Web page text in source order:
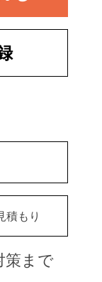
積もり
策まで